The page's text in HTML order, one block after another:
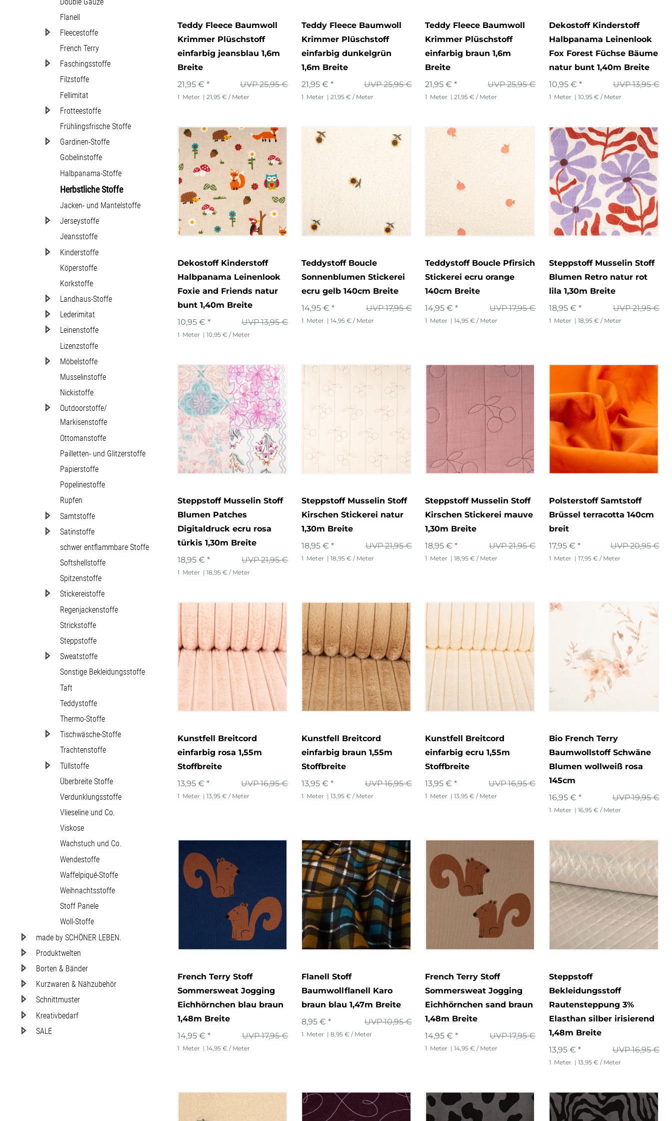
Streifen
Tiere 32
Vögel 6
8
Flanell
Fleecestoffe
French Terry
Faschingsstoffe
Filzstoffe
Fellimitat
Frotteestoffe
Frühlingsfrische Stoffe
Gardinen-Stoffe
Gobelinstoffe
Halbpanama-Stoffe
Herbstliche Stoffe
Jacken- und Mantelstoffe
Jerseystoffe
Jeansstoffe
Kinderstoffe
Köperstoffe
Korkstoffe
Landhaus-Stoffe
Lederimitat
Leinenstoffe
Lizenzstoffe
Möbelstoffe
Musselinstoffe
Nickistoffe
Outdoorstoffe/
Markisenstoffe
Ottomanstoffe
Pailletten- und Glitzerstoffe
Papierstoffe
Popelinestoffe
Rupfen
Samtstoffe
Satinstoffe
schwer entflammbare Stoffe
Softshellstoffe
Spitzenstoffe
Stickereistoffe
Regenjackenstoffe
Strickstoffe
Steppstoffe
Sweatstoffe
Sonstige Bekleidungsstoffe
Taft
Teddystoffe
Thermo-Stoffe
Tischwäsche-Stoffe
Trachtenstoffe
Tüllstoffe
Überbreite Stoffe
Verdunklungsstoffe
Vlieseline und Co.
Viskose
Wachstuch und Co.
Wendestoffe
Waffelpiqué-Stoffe
Weihnachtsstoffe
Stoff Panele
Woll-Stoffe
made by SCHÖNER LEBEN.
Produktwelten
Borten & Bänder
Kurzwaren & Nähzubehör
Schnittmuster
Kreativbedarf
SALE
Teddy Fleece Baumwoll
Krimmer Plüschstoff
einfarbig jeansblau 1,6m
Breite
UVP 25,95 €
21,95 € *
1 Meter | 21,95 € / Meter
Teddy Fleece Baumwoll
Krimmer Plüschstoff
einfarbig dunkelgrün
1,6m Breite
UVP 25,95 €
21,95 € *
1 Meter | 21,95 € / Meter
Teddy Fleece Baumwoll
Krimmer Plüschstoff
einfarbig braun 1,6m
Breite
UVP 25,95 €
21,95 € *
1 Meter | 21,95 € / Meter
Dekostoff Kinderstoff
Halbpanama Leinenlook
Fox Forest Füchse Bäume
natur bunt 1,40m Breite
UVP 13,95 €
10,95 € *
1 Meter | 10,95 € / Meter
Dekostoff Kinderstoff
Halbpanama Leinenlook
Foxie and Friends natur
bunt 1,40m Breite
UVP 13,95 €
10,95 € *
1 Meter | 10,95 € / Meter
Teddystoff Boucle
Sonnenblumen Stickerei
ecru gelb 140cm Breite
UVP 17,95 €
14,95 € *
1 Meter | 14,95 € / Meter
Teddystoff Boucle Pfirsich
Stickerei ecru orange
140cm Breite
UVP 17,95 €
14,95 € *
1 Meter | 14,95 € / Meter
Steppstoff Musselin Stoff
Blumen Retro natur rot
lila 1,30m Breite
UVP 21,95 €
18,95 € *
1 Meter | 18,95 € / Meter
Steppstoff Musselin Stoff
Blumen Patches
Digitaldruck ecru rosa
türkis 1,30m Breite
UVP 21,95 €
18,95 € *
1 Meter | 18,95 € / Meter
Steppstoff Musselin Stoff
Kirschen Stickerei natur
1,30m Breite
UVP 21,95 €
18,95 € *
1 Meter | 18,95 € / Meter
Steppstoff Musselin Stoff
Kirschen Stickerei mauve
1,30m Breite
UVP 21,95 €
18,95 € *
1 Meter | 18,95 € / Meter
Polsterstoff Samtstoff
Brüssel terracotta 140cm
breit
UVP 20,95 €
17,95 € *
1 Meter | 17,95 € / Meter
Kunstfell Breitcord
einfarbig rosa 1,55m
Stoffbreite
UVP 16,95 €
13,95 € *
1 Meter | 13,95 € / Meter
Kunstfell Breitcord
einfarbig braun 1,55m
Stoffbreite
UVP 16,95 €
13,95 € *
1 Meter | 13,95 € / Meter
Kunstfell Breitcord
einfarbig ecru 1,55m
Stoffbreite
UVP 16,95 €
13,95 € *
1 Meter | 13,95 € / Meter
Bio French Terry
Baumwollstoff Schwäne
Blumen wollweiß rosa
145cm
UVP 19,95 €
16,95 € *
1 Meter | 16,95 € / Meter
French Terry Stoff
Sommersweat Jogging
Eichhörnchen blau braun
1,48m Breite
UVP 17,95 €
14,95 € *
1 Meter | 14,95 € / Meter
Flanell Stoff
Baumwollflanell Karo
braun blau 1,47m Breite
UVP 10,95 €
8,95 € *
1 Meter | 8,95 € / Meter
French Terry Stoff
Sommersweat Jogging
Eichhörnchen sand braun
1,48m Breite
UVP 17,95 €
14,95 € *
1 Meter | 14,95 € / Meter
Steppstoff
Bekleidungsstoff
Rautensteppung 3%
Elasthan silber irisierend
1,48m Breite
UVP 16,95 €
13,95 € *
1 Meter | 13,95 € / Meter